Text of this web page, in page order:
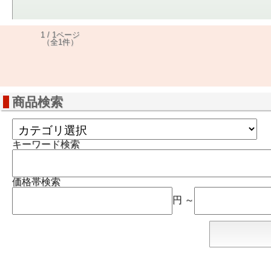
1 / 1ページ
（全1件）
商品検索
キーワード検索
価格帯検索
円 ～